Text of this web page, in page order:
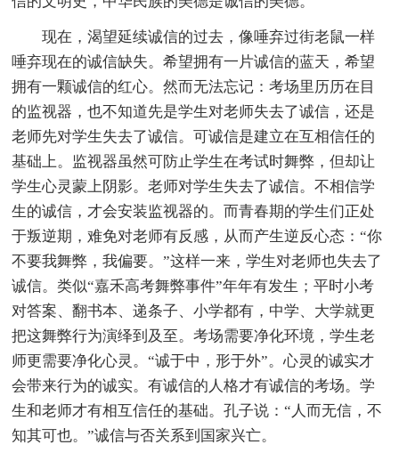
现在，渴望延续诚信的过去，像唾弃过街老鼠一样
唾弃现在的诚信缺失。希望拥有一片诚信的蓝天，希望
拥有一颗诚信的红心。然而无法忘记：考场里历历在目
的监视器，也不知道先是学生对老师失去了诚信，还是
老师先对学生失去了诚信。可诚信是建立在互相信任的
基础上。监视器虽然可防止学生在考试时舞弊，但却让
学生心灵蒙上阴影。老师对学生失去了诚信。不相信学
生的诚信，才会安装监视器的。而青春期的学生们正处
于叛逆期，难免对老师有反感，从而产生逆反心态：“你
不要我舞弊，我偏要。”这样一来，学生对老师也失去了
诚信。类似“嘉禾高考舞弊事件”年年有发生；平时小考
对答案、翻书本、递条子、小学都有，中学、大学就更
把这舞弊行为演绎到及至。考场需要净化环境，学生老
师更需要净化心灵。“诚于中，形于外”。心灵的诚实才
会带来行为的诚实。有诚信的人格才有诚信的考场。学
生和老师才有相互信任的基础。孔子说：“人而无信，不
知其可也。”诚信与否关系到国家兴亡。